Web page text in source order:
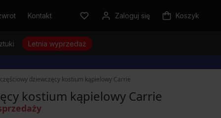
Kontakt Zaloguj się Koszyk
Letnia wyprzedaż
dziewczęcy kostium kąpielowy Carrie
kostium kąpielowy Carrie